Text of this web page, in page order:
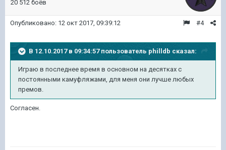
20 512 боёв
#4
Опубликовано: 12 окт 2017, 09:39:12
В 12.10.2017 в 09:34:57 пользователь philldb сказал:
Играю в последнее время в основном на десятках с
постоянными камуфляжами, для меня они лучше любых
премов.
Согласен.